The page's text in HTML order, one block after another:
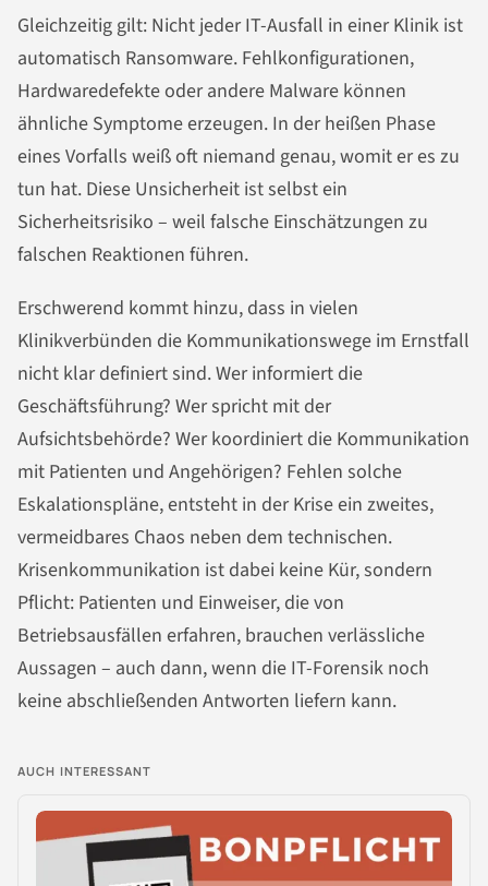
Gleichzeitig gilt: Nicht jeder IT-Ausfall in einer Klinik ist
automatisch Ransomware. Fehlkonfigurationen,
Hardwaredefekte oder andere Malware können
ähnliche Symptome erzeugen. In der heißen Phase
eines Vorfalls weiß oft niemand genau, womit er es zu
tun hat. Diese Unsicherheit ist selbst ein
Sicherheitsrisiko – weil falsche Einschätzungen zu
falschen Reaktionen führen.
Erschwerend kommt hinzu, dass in vielen
Klinikverbünden die Kommunikationswege im Ernstfall
nicht klar definiert sind. Wer informiert die
Geschäftsführung? Wer spricht mit der
Aufsichtsbehörde? Wer koordiniert die Kommunikation
mit Patienten und Angehörigen? Fehlen solche
Eskalationspläne, entsteht in der Krise ein zweites,
vermeidbares Chaos neben dem technischen.
Krisenkommunikation ist dabei keine Kür, sondern
Pflicht: Patienten und Einweiser, die von
Betriebsausfällen erfahren, brauchen verlässliche
Aussagen – auch dann, wenn die IT-Forensik noch
keine abschließenden Antworten liefern kann.
AUCH INTERESSANT